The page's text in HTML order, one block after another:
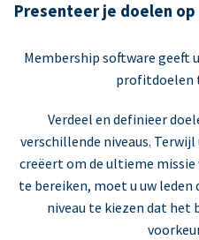
Presenteer je doelen
Membership software geeft
profitdoelen
Verdeel en definieer
verschillende niveaus.
creëert om de ultieme
te bereiken, moet u uw
niveau te kiezen dat het